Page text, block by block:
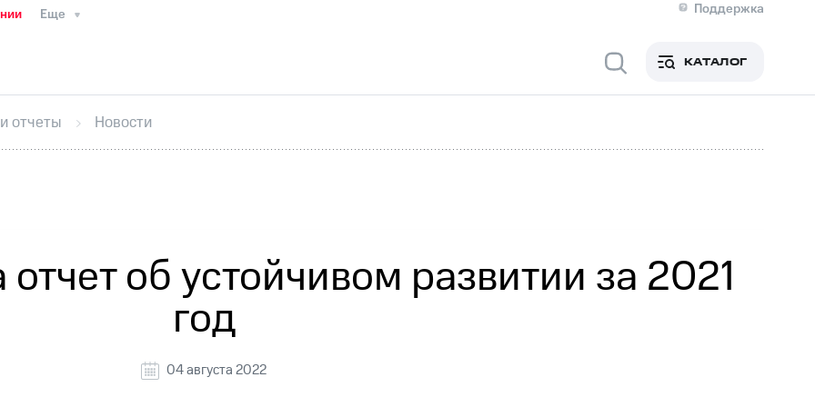
Еще
Поддержка
Медиа-центр
ИнтервьюФинансовая отчетностьКонтактыНовости в регионе
секретарьРаскрытие информации
кабинет акционераАкционерный капиталКонтроль и аудитРынок акций
КАТАЛОГ
отчеты Новости
об устойчивом развитии за 2021
год
04 августа 2022